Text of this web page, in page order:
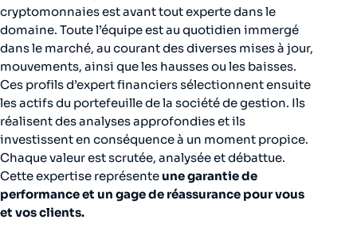
cryptomonnaies est avant tout experte dans le
domaine. Toute l’équipe est au quotidien immergé
dans le marché, au courant des diverses mises à jour,
mouvements, ainsi que les hausses ou les baisses.
Ces profils d’expert financiers sélectionnent ensuite
les actifs du portefeuille de la société de gestion. Ils
réalisent des analyses approfondies et ils
investissent en conséquence à un moment propice.
Chaque valeur est scrutée, analysée et débattue.
Cette expertise représenteune garantie de
performance et un gage de réassurance pour vous
et vos clients.